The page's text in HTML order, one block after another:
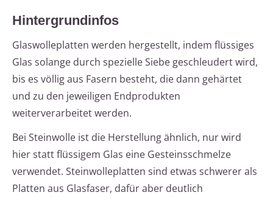
Hintergrundinfos
Glaswolleplatten werden hergestellt, indem flüssiges
Glas solange durch spezielle Siebe geschleudert wird,
bis es völlig aus Fasern besteht, die dann gehärtet
und zu den jeweiligen Endprodukten
weiterverarbeitet werden.
Bei Steinwolle ist die Herstellung ähnlich, nur wird
hier statt flüssigem Glas eine Gesteinsschmelze
verwendet. Steinwolleplatten sind etwas schwerer als
Platten aus Glasfaser, dafür aber deutlich